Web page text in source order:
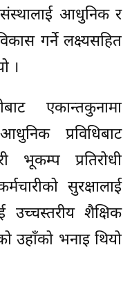
आधुनिक र
गर्ने लक्ष्यसहित
।
एकान्तकुनामा
प्रविधिबाट
भूकम्प प्रतिरोधी
सुरक्षालाई
उच्चस्तरीय शैक्षिक
उहाँको भनाइ थियो